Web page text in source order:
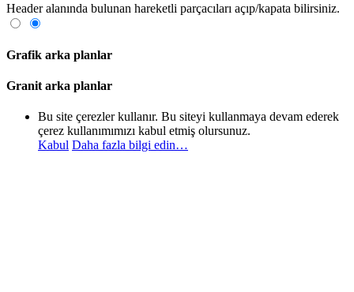
Header alanında bulunan hareketli parçacıları açıp/kapata bilirsiniz.
Grafik arka planlar
Granit arka planlar
Bu site çerezler kullanır. Bu siteyi kullanmaya devam ederek
çerez kullanımımızı kabul etmiş olursunuz.
Kabul Daha fazla bilgi edin…